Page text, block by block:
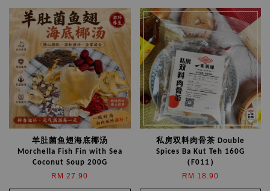
羊肚菌鱼翅海底椰汤
Morchella Fish Fin with Sea
Coconut Soup 200G
RM 27.90
私房双料肉骨茶 Double
Spices Ba Kut Teh 160G
（F011）
RM 18.90